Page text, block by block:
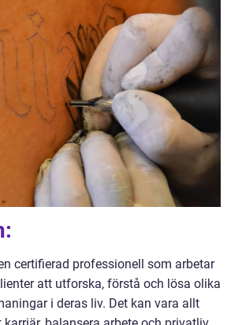
certifierad professionell som arbetar
att utforska, förstå och lösa olika
i deras liv. Det kan vara allt